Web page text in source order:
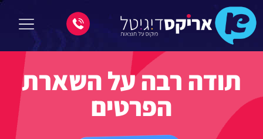
תודה רבה על השארת
הפרטים